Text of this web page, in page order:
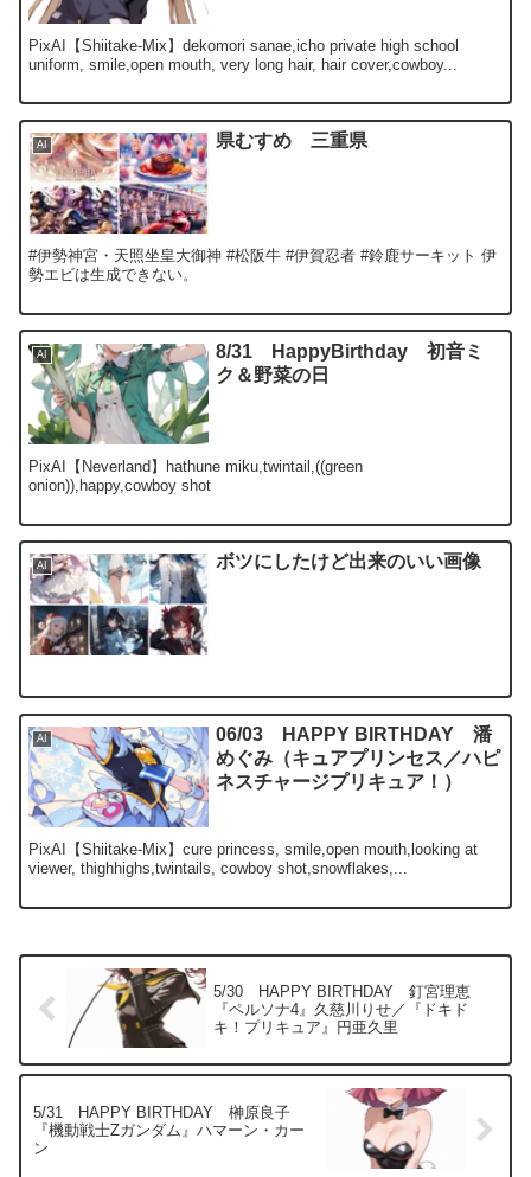
PixAI【Shiitake-Mix】dekomori sanae,icho private high school
uniform, smile,open mouth, very long hair, hair cover,cowboy...
AI 県むすめ 三重県
#伊勢神宮・天照坐皇大御神 #松阪牛 #伊賀忍者 #鈴鹿サーキット 伊
勢エビは生成できない。
AI
8/31 HappyBirthday 初音ミ
ク＆野菜の日
PixAI【Neverland】hathune miku,twintail,((green
onion)),happy,cowboy shot
AI ボツにしたけど出来のいい画像
AI
06/03 HAPPY BIRTHDAY 潘
めぐみ（キュアプリンセス／ハピ
ネスチャージプリキュア！）
PixAI【Shiitake-Mix】cure princess, smile,open mouth,looking at
viewer, thighhighs,twintails, cowboy shot,snowflakes,...
5/30 HAPPY BIRTHDAY 釘宮理恵
『ペルソナ4』久慈川りせ／『ドキド
キ！プリキュア』円亜久里
5/31 HAPPY BIRTHDAY 榊原良子
『機動戦士Zガンダム』ハマーン・カー
ン